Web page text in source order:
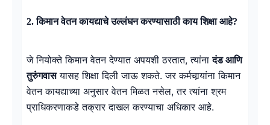
2. किमान वेतन कायद्याचे उल्लंघन करण्यासाठी काय शिक्षा आहे?
जे नियोक्ते किमान वेतन देण्यात अपयशी ठरतात, त्यांनादंड आणि
तुरुंगवासयासह शिक्षा दिली जाऊ शकते. जर कर्मचार्‍यांना किमान
वेतन कायद्याच्या अनुसार वेतन मिळत नसेल, तर त्यांना श्रम
प्राधिकरणाकडे तक्रार दाखल करण्याचा अधिकार आहे.